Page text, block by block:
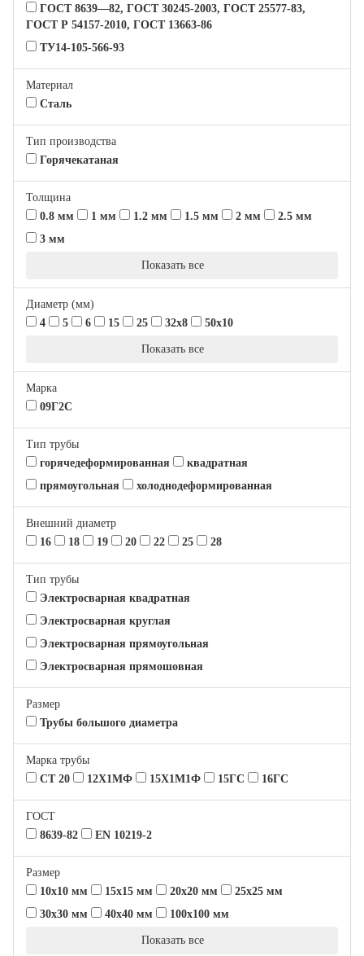
ГОСТ 8639—82, ГОСТ 30245-2003, ГОСТ 25577-83,
ГОСТ Р 54157-2010, ГОСТ 13663-86
ТУ14-105-566-93
Материал
Сталь
Тип производства
Горячекатаная
Толщина
0.8 мм
1 мм 1.2 мм 1.5 мм 2 мм
2.5 мм
3 мм
Показать все
Диаметр (мм)
4
5 6 15 25 32х8 50х10
Показать все
Марка
09Г2С
Тип трубы
горячедеформированная
квадратная
прямоугольная
холоднодеформированная
Внешний диаметр
16
18 19 20 22 25 28
Тип трубы
Электросварная квадратная
Электросварная круглая
Электросварная прямоугольная
Электросварная прямошовная
Размер
Трубы большого диаметра
Марка трубы
СТ 20
12Х1МФ 15Х1М1Ф 15ГС 16ГС
ГОСТ
8639-82
EN 10219-2
Размер
10х10 мм
15х15 мм 20х20 мм
25х25 мм
30х30 мм
40х40 мм 100х100 мм
Показать все